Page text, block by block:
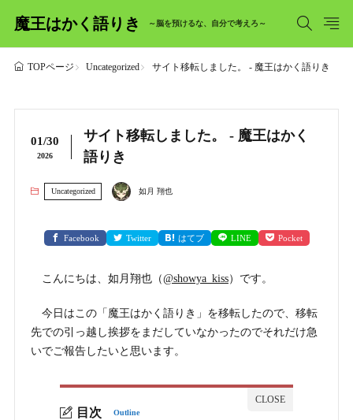
魔王はかく語りき ～脳を預けるな、自分で考えろ～
TOPページ Uncategorized サイト移転しました。 - 魔王はかく語りき
01/30
2026
サイト移転しました。 - 魔王はかく
語りき
Uncategorized 如月 翔也
Facebook Twitter はてブ LINE Pocket
こんにちは、如月翔也（@showya_kiss）です。
今日はこの「魔王はかく語りき」を移転したので、移転
先での引っ越し挨拶をまだしていなかったのでそれだけ急
いでご報告したいと思います。
目次 Outline